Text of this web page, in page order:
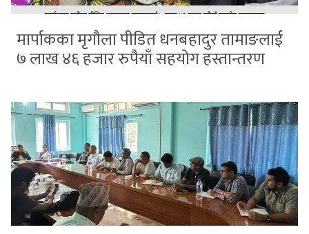
मार्पाकका मृगौला पीडित धनबहादुर तामाङलाई
७ लाख ४६ हजार रुपैयाँ सहयोग हस्तान्तरण